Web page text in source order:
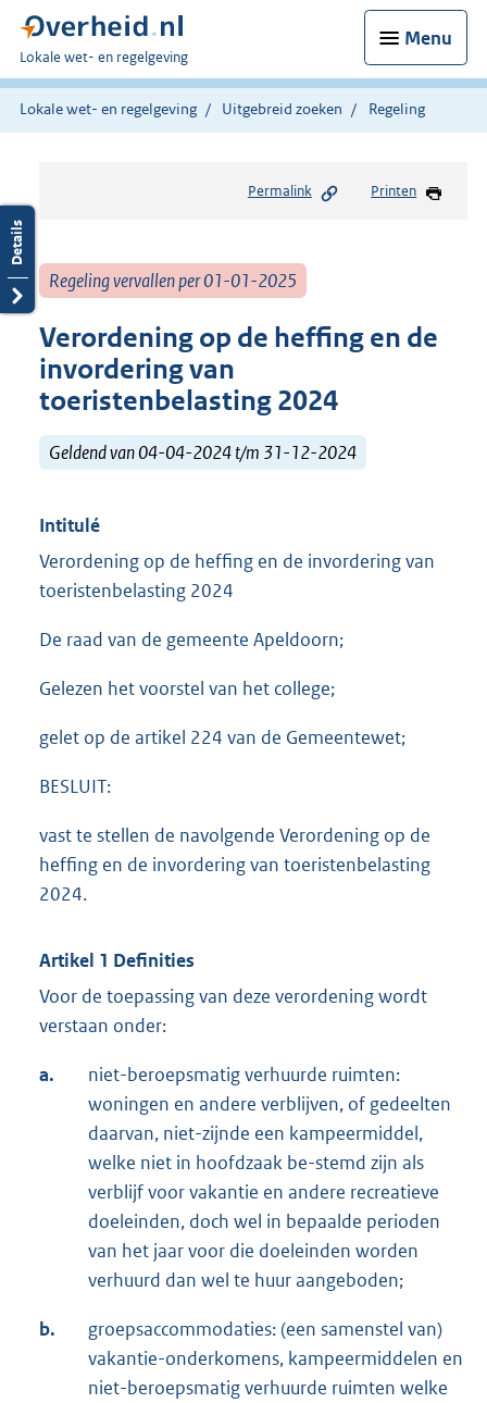
Menu
U
bent
hier:
Lokale wet- en regelgeving
Lokale wet- en regelgeving Uitgebreid zoeken Regeling
Permalink Printen
Regeling vervallen per 01-01-2025
Verordening op de heffing en de
invordering van
toeristenbelasting 2024
Geldend van 04-04-2024 t/m 31-12-2024
Intitulé
Verordening op de heffing en de invordering van
toeristenbelasting 2024
De raad van de gemeente Apeldoorn;
Gelezen het voorstel van het college;
gelet op de artikel 224 van de Gemeentewet;
BESLUIT:
vast te stellen de navolgende Verordening op de
heffing en de invordering van toeristenbelasting
2024.
Artikel 1 Definities
Voor de toepassing van deze verordening wordt
verstaan onder:
a.
niet-beroepsmatig verhuurde ruimten:
woningen en andere verblijven, of gedeelten
daarvan, niet-zijnde een kampeermiddel,
welke niet in hoofdzaak be-stemd zijn als
verblijf voor vakantie en andere recreatieve
doeleinden, doch wel in bepaalde perioden
van het jaar voor die doeleinden worden
verhuurd dan wel te huur aangeboden;
b.
groepsaccommodaties: (een samenstel van)
vakantie-onderkomens, kampeermiddelen en
niet-beroepsmatig verhuurde ruimten welke